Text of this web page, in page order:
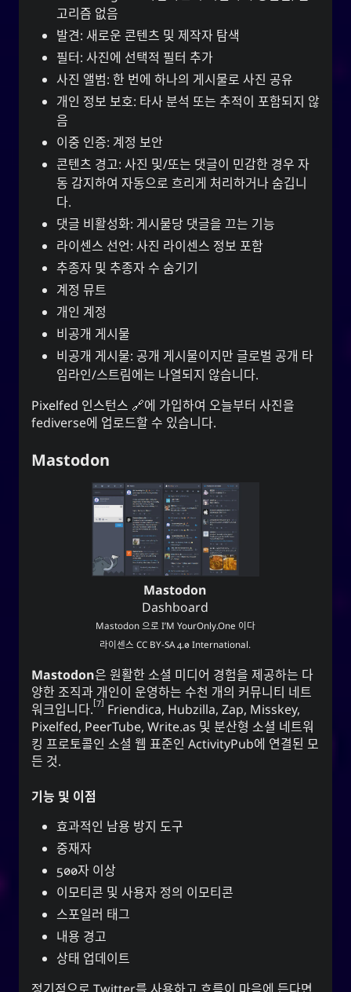
고리즘 없음
발견: 새로운 콘텐츠 및 제작자 탐색
필터: 사진에 선택적 필터 추가
사진 앨범: 한 번에 하나의 게시물로 사진 공유
개인 정보 보호: 타사 분석 또는 추적이 포함되지 않
음
이중 인증: 계정 보안
콘텐츠 경고: 사진 및/또는 댓글이 민감한 경우 자
동 감지하여 자동으로 흐리게 처리하거나 숨깁니
다.
댓글 비활성화: 게시물당 댓글을 끄는 기능
라이센스 선언: 사진 라이센스 정보 포함
추종자 및 추종자 수 숨기기
계정 뮤트
개인 계정
비공개 게시물
비공개 게시물: 공개 게시물이지만 글로벌 공개 타
임라인/스트림에는 나열되지 않습니다.
Pixelfed 인스턴스
에 가입하여 오늘부터 사진을
fediverse에 업로드할 수 있습니다.
Mastodon
Mastodon
Dashboard
Mastodon으로 I’M YourOnly.One 이다
라이센스CC BY-SA 4.0 International.
Mastodon은 원활한 소셜 미디어 경험을 제공하는 다
양한 조직과 개인이 운영하는 수천 개의 커뮤니티 네트
워크입니다. 7 Friendica, Hubzilla, Zap, Misskey,
Pixelfed, PeerTube, Write.as 및 분산형 소셜 네트워
킹 프로토콜인 소셜 웹 표준인 ActivityPub에 연결된 모
든 것.
기능 및 이점
효과적인 남용 방지 도구
중재자
500자 이상
이모티콘 및 사용자 정의 이모티콘
스포일러 태그
내용 경고
상태 업데이트